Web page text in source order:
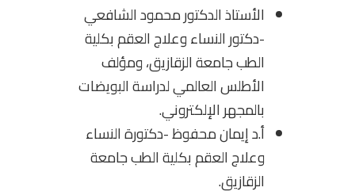
الأستاذ الدكتور محمود الشافعي
-دكتور النساء وعلاج العقم بكلية
الطب جامعة الزقازيق، ومؤلف
الأطلس العالمي لدراسة البويضات
بالمجهر الإلكتروني.
أ.د إيمان محفوظ -دكتورة النساء
وعلاج العقم بكلية الطب جامعة
الزقازيق.